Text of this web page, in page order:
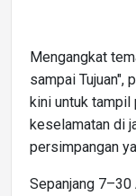
Mengangkat
sampai Tujuan",
kini untuk
keselamatan di
persimpangan
Sepanjang